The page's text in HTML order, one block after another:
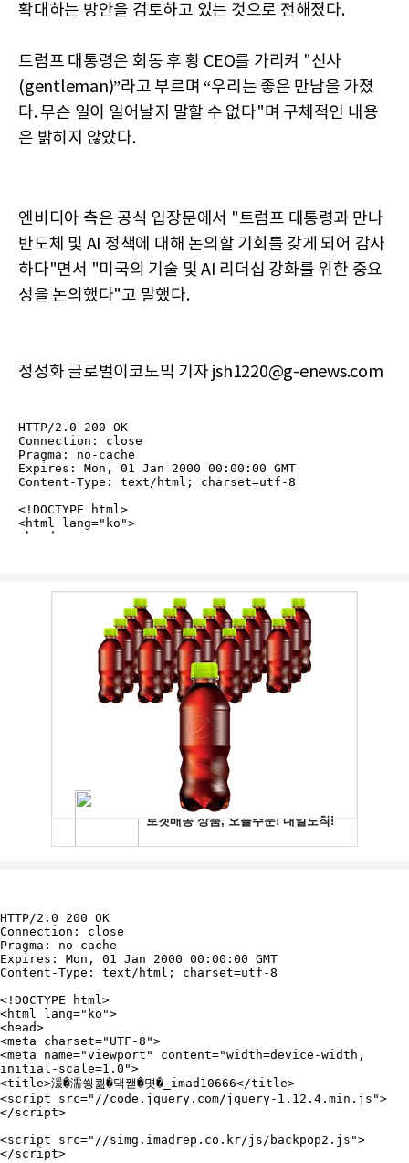
확대하는 방안을 검토하고 있는 것으로 전해졌다.
트럼프 대통령은 회동 후 황 CEO를 가리켜 "신사
(gentleman)”라고 부르며 “우리는 좋은 만남을 가졌
다. 무슨 일이 일어날지 말할 수 없다"며 구체적인 내용
은 밝히지 않았다.
엔비디아 측은 공식 입장문에서 "트럼프 대통령과 만나
반도체 및 AI 정책에 대해 논의할 기회를 갖게 되어 감사
하다"면서 "미국의 기술 및 AI 리더십 강화를 위한 중요
성을 논의했다"고 말했다.
정성화 글로벌이코노믹 기자 jsh1220@g-enews.com